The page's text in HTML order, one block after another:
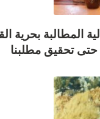
المطالبة بحرية
تحقيق مطلبنا